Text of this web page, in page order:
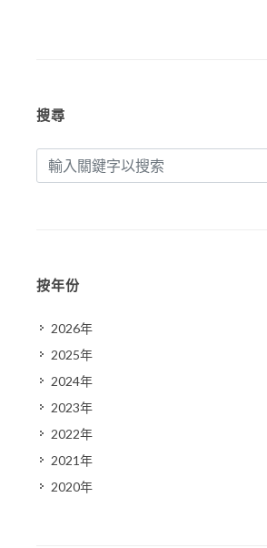
搜尋
按年份
2026年
2025年
2024年
2023年
2022年
2021年
2020年